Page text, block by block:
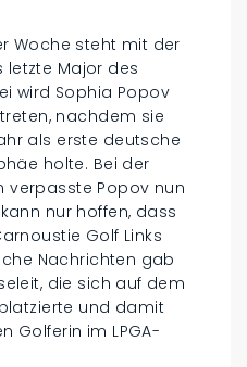
Woche steht mit der
letzte Major des
wird Sophia Popov
nachdem sie
als erste deutsche
holte. Bei der
verpasste Popov nun
nur hoffen, dass
Golf Links
Nachrichten gab
die sich auf dem
und damit
Golferin im LPGA-